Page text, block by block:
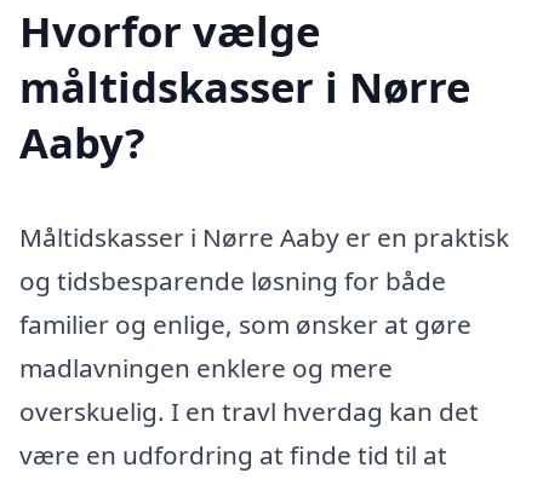
Hvorfor vælge
måltidskasser i Nørre
Aaby?
Måltidskasser i Nørre Aaby er en praktisk
og tidsbesparende løsning for både
familier og enlige, som ønsker at gøre
madlavningen enklere og mere
overskuelig. I en travl hverdag kan det
være en udfordring at finde tid til at